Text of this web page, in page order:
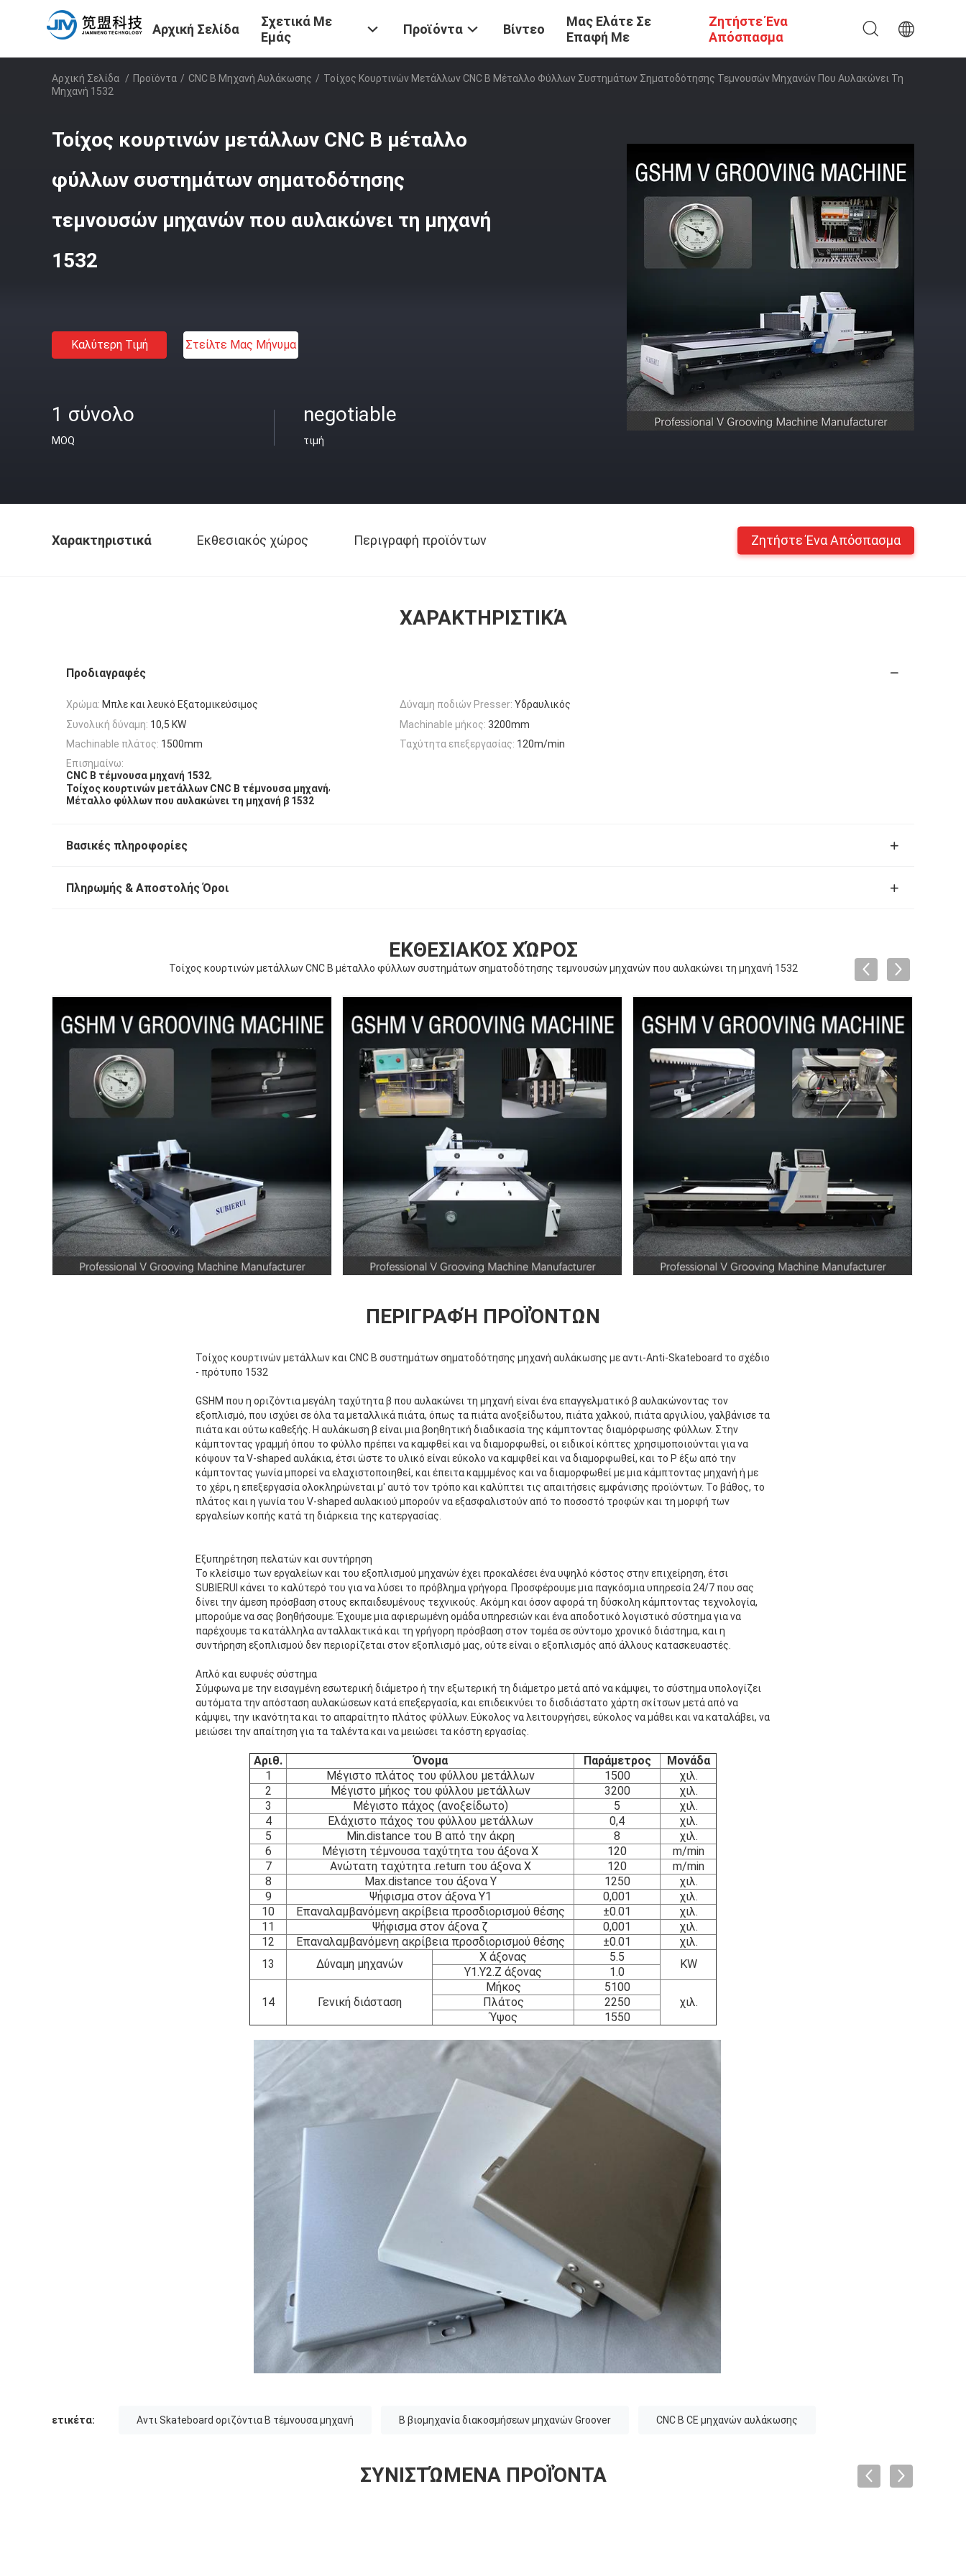
Αρχική Σελίδα
Σχετικά Με
Εμάς
Προϊόντα Βίντεο
Μας Ελάτε Σε
Επαφή Με
Ζητήστε Ένα
Απόσπασμα
Αρχική Σελίδα / Προϊόντα / CNC Β Μηχανή Αυλάκωσης / Τοίχος Κουρτινών Μετάλλων CNC Β Μέταλλο Φύλλων Συστημάτων Σηματοδότησης Τεμνουσών Μηχανών Που Αυλακώνει Τη
Μηχανή 1532
Τοίχος κουρτινών μετάλλων CNC Β μέταλλο
φύλλων συστημάτων σηματοδότησης
τεμνουσών μηχανών που αυλακώνει τη μηχανή
1532
Καλύτερη Τιμή Στείλτε Μας Μήνυμα
1 σύνολο
MOQ
negotiable
τιμή
Χαρακτηριστικά Εκθεσιακός χώρος Περιγραφή προϊόντων Ζητήστε Ένα Απόσπασμα
ΧΑΡΑΚΤΗΡΙΣΤΙΚΆ
Προδιαγραφές
Χρώμα: Μπλε και λευκό Εξατομικεύσιμος Δύναμη ποδιών Presser: Υδραυλικός
Συνολική δύναμη: 10,5 KW Machinable μήκος: 3200mm
Machinable πλάτος: 1500mm Ταχύτητα επεξεργασίας: 120m/min
Επισημαίνω:
CNC Β τέμνουσα μηχανή 1532,
Τοίχος κουρτινών μετάλλων CNC Β τέμνουσα μηχανή,
Μέταλλο φύλλων που αυλακώνει τη μηχανή β 1532
Βασικές πληροφορίες
Πληρωμής & Αποστολής Όροι
ΕΚΘΕΣΙΑΚΌΣ ΧΏΡΟΣ
Τοίχος κουρτινών μετάλλων CNC Β μέταλλο φύλλων συστημάτων σηματοδότησης τεμνουσών μηχανών που αυλακώνει τη μηχανή 1532
ΠΕΡΙΓΡΑΦΉ ΠΡΟΪΌΝΤΩΝ
Τοίχος κουρτινών μετάλλων και CNC Β συστημάτων σηματοδότησης μηχανή αυλάκωσης με αντι-Anti-Skateboard το σχέδιο
- πρότυπο 1532
GSHM που η οριζόντια μεγάλη ταχύτητα β που αυλακώνει τη μηχανή είναι ένα επαγγελματικό β αυλακώνοντας τον
εξοπλισμό, που ισχύει σε όλα τα μεταλλικά πιάτα, όπως τα πιάτα ανοξείδωτου, πιάτα χαλκού, πιάτα αργιλίου, γαλβάνισε τα
πιάτα και ούτω καθεξής. Η αυλάκωση β είναι μια βοηθητική διαδικασία της κάμπτοντας διαμόρφωσης φύλλων. Στην
κάμπτοντας γραμμή όπου το φύλλο πρέπει να καμφθεί και να διαμορφωθεί, οι ειδικοί κόπτες χρησιμοποιούνται για να
κόψουν τα V-shaped αυλάκια, έτσι ώστε το υλικό είναι εύκολο να καμφθεί και να διαμορφωθεί, και το Ρ έξω από την
κάμπτοντας γωνία μπορεί να ελαχιστοποιηθεί, και έπειτα καμμμένος και να διαμορφωθεί με μια κάμπτοντας μηχανή ή με
το χέρι, η επεξεργασία ολοκληρώνεται μ' αυτό τον τρόπο και καλύπτει τις απαιτήσεις εμφάνισης προϊόντων. Το βάθος, το
πλάτος και η γωνία του V-shaped αυλακιού μπορούν να εξασφαλιστούν από το ποσοστό τροφών και τη μορφή των
εργαλείων κοπής κατά τη διάρκεια της κατεργασίας.
Εξυπηρέτηση πελατών και συντήρηση
Το κλείσιμο των εργαλείων και του εξοπλισμού μηχανών έχει προκαλέσει ένα υψηλό κόστος στην επιχείρηση, έτσι
SUBIERUI κάνει το καλύτερό του για να λύσει το πρόβλημα γρήγορα. Προσφέρουμε μια παγκόσμια υπηρεσία 24/7 που σας
δίνει την άμεση πρόσβαση στους εκπαιδευμένους τεχνικούς. Ακόμη και όσον αφορά τη δύσκολη κάμπτοντας τεχνολογία,
μπορούμε να σας βοηθήσουμε. Έχουμε μια αφιερωμένη ομάδα υπηρεσιών και ένα αποδοτικό λογιστικό σύστημα για να
παρέχουμε τα κατάλληλα ανταλλακτικά και τη γρήγορη πρόσβαση στον τομέα σε σύντομο χρονικό διάστημα, και η
συντήρηση εξοπλισμού δεν περιορίζεται στον εξοπλισμό μας, ούτε είναι ο εξοπλισμός από άλλους κατασκευαστές.
Απλό και ευφυές σύστημα
Σύμφωνα με την εισαγμένη εσωτερική διάμετρο ή την εξωτερική τη διάμετρο μετά από να κάμψει, το σύστημα υπολογίζει
αυτόματα την απόσταση αυλακώσεων κατά επεξεργασία, και επιδεικνύει το δισδιάστατο χάρτη σκίτσων μετά από να
κάμψει, την ικανότητα και το απαραίτητο πλάτος φύλλων. Εύκολος να λειτουργήσει, εύκολος να μάθει και να καταλάβει, να
μειώσει την απαίτηση για τα ταλέντα και να μειώσει τα κόστη εργασίας.
Αριθ. Όνομα Παράμετρος
Μονάδα
1
Μέγιστο πλάτος του φύλλου μετάλλων 1500
χιλ.
2
Μέγιστο μήκος του φύλλου μετάλλων 3200
χιλ.
3
Μέγιστο πάχος (ανοξείδωτο) 5
χιλ.
4
Ελάχιστο πάχος του φύλλου μετάλλων 0,4
χιλ.
5
Min.distance του Β από την άκρη 8
χιλ.
6
Μέγιστη τέμνουσα ταχύτητα του άξονα Χ 120
m/min
7
Ανώτατη ταχύτητα .return του άξονα Χ 120
m/min
8
Max.distance του άξονα Υ 1250
χιλ.
9
Ψήφισμα στον άξονα Y1 0,001
χιλ.
10
Επαναλαμβανόμενη ακρίβεια προσδιορισμού θέσης ±0.01
χιλ.
11
Ψήφισμα στον άξονα ζ 0,001
χιλ.
12
Επαναλαμβανόμενη ακρίβεια προσδιορισμού θέσης ±0.01
χιλ.
13
Δύναμη μηχανών
Χ άξονας 5.5
KW
Y1.Y2.Z άξονας 1.0
14 Γενική διάσταση
Μήκος
5100
χιλ.
Πλάτος
2250
Ύψος
1550
ετικέτα: Αντι Skateboard οριζόντια Β τέμνουσα μηχανή Β βιομηχανία διακοσμήσεων μηχανών Groover CNC Β CE μηχανών αυλάκωσης
ΣΥΝΙΣΤΏΜΕΝΑ ΠΡΟΪΌΝΤΑ